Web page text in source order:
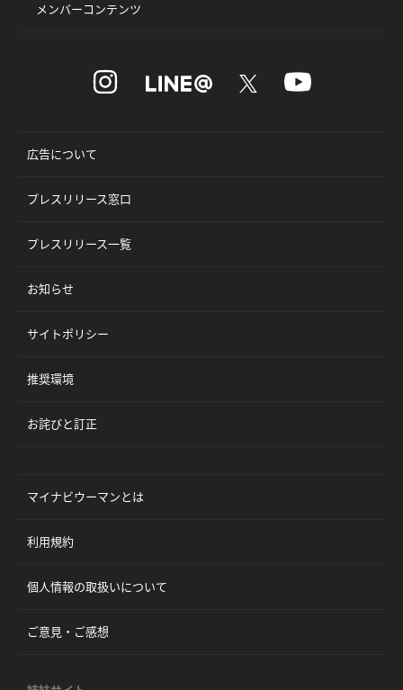
メンバーコンテンツ
広告について
プレスリリース窓口
プレスリリース一覧
お知らせ
サイトポリシー
推奨環境
お詫びと訂正
マイナビウーマンとは
利用規約
個人情報の取扱いについて
ご意見・ご感想